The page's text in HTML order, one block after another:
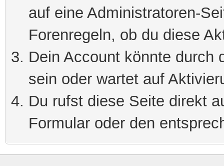
auf eine Administratoren-
Forenregeln, ob du diese
Dein Account könnte durch
sein oder wartet auf
Du rufst diese Seite direkt
Formular oder den